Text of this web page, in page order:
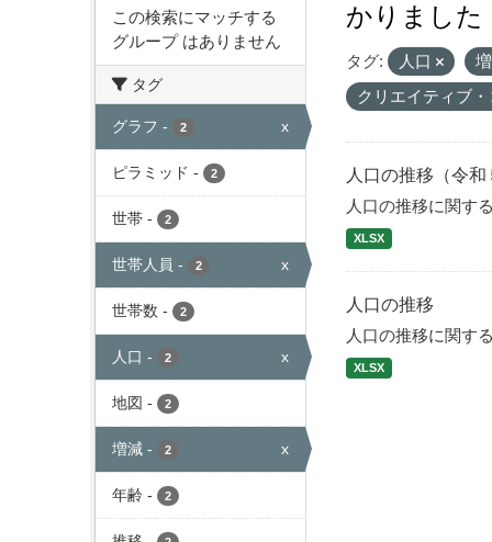
この検索にマッチする
グループ はありません
タグ
グラフ - 2 x
ピラミッド - 2
世帯 - 2
世帯人員 - 2 x
世帯数 - 2
人口 - 2 x
地図 - 2
増減 - 2 x
年齢 - 2
かりました
タグ: 人口
クリエイティブ
人口の推移（令和
人口の推移に関す
XLSX
人口の推移
人口の推移に関す
XLSX